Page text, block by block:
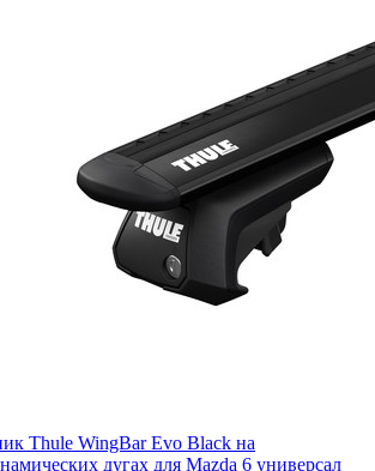
Thule WingBar Evo Black на
дугах для Mazda 6 универсал